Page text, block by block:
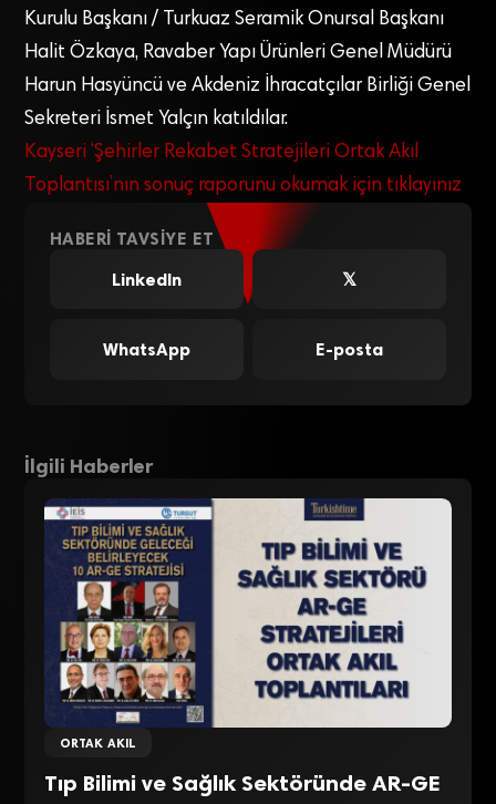
Kurulu Başkanı / Turkuaz Seramik Onursal Başkanı
Halit Özkaya, Ravaber Yapı Ürünleri Genel Müdürü
Harun Hasyüncü ve Akdeniz İhracatçılar Birliği Genel
Sekreteri İsmet Yalçın katıldılar.
Kayseri ‘Şehirler Rekabet Stratejileri Ortak Akıl
Toplantısı’nın sonuç raporunu okumak için tıklayınız
HABERI TAVSIYE ET
LinkedIn
𝕏
WhatsApp E-posta
İlgili Haberler
ORTAK AKIL
Tıp Bilimi ve Sağlık Sektöründe AR-GE